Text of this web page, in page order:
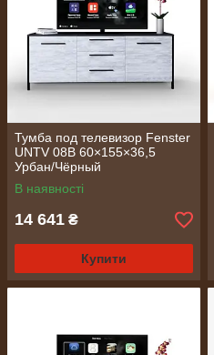
Тумба под телевизор Fenster
UNTV 08B 60×155×36,5
Урбан/Чёрный
В наявності
14 641 ₴
Купити